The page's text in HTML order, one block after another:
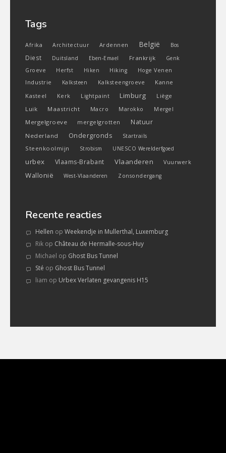
Tags
Afrika Architectuur Ardennen België Bos
Diest Duitsland Eben-Emael Frankrijk
Genk
Groeve
Herfst Hiken Hiking Hoge Venen
Industrie Kalksteen Kalksteengroeve
Kanne
Kasteel
Kerk Lightpaint Limburg
Liège
Luik
Maastricht Macro Marokko Mergel
Mergelgroeve mergelgrotten Natuur
Nederland Ondergronds Startrails
Steenkoolmijn Strobism UNESCO Werelderfgoed
urbex Vlaams-Brabant Vlaanderen Vuurwerk
Wallonië West-Vlaanderen Zonsondergang
Recente reacties
Hellen op Weekendje in Mullerthal, Luxemburg
Rik op Château de Hermalle-sous-Huy
Michael op Ghost Bus Tunnel
Sté op Ghost Bus Tunnel
liam op Urbex Verlaten gevangenis H15